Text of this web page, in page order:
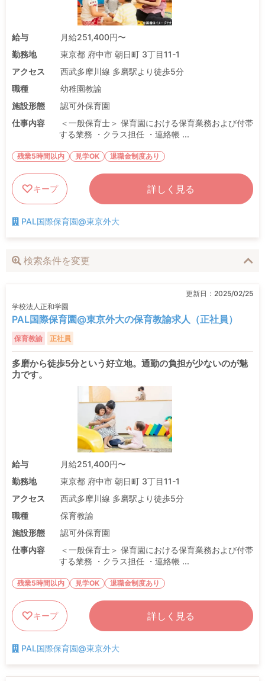
給与
月給251,400円〜
勤務地
東京都 府中市 朝日町 3丁目11-1
アクセス
西武多摩川線 多磨駅より徒歩5分
職種
幼稚園教諭
施設形態
認可外保育園
仕事内容
＜一般保育士＞ 保育園における保育業務および付帯
する業務 ・クラス担任 ・連絡帳 ...
残業5時間以内 見学OK 退職金制度あり
キープ 詳しく見る
PAL国際保育園@東京外大
検索条件を変更
更新日： 2025/02/25
学校法人正和学園
PAL国際保育園@東京外大の保育教諭求人（正社員）
保育教諭 正社員
多磨から徒歩5分という好立地。通勤の負担が少ないのが魅
力です。
給与
月給251,400円〜
勤務地
東京都 府中市 朝日町 3丁目11-1
アクセス
西武多摩川線 多磨駅より徒歩5分
職種
保育教諭
施設形態
認可外保育園
仕事内容
＜一般保育士＞ 保育園における保育業務および付帯
する業務 ・クラス担任 ・連絡帳 ...
残業5時間以内 見学OK 退職金制度あり
キープ 詳しく見る
PAL国際保育園@東京外大